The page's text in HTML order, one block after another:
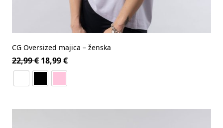
CG Oversized majica – ženska
22,99€ 18,99€